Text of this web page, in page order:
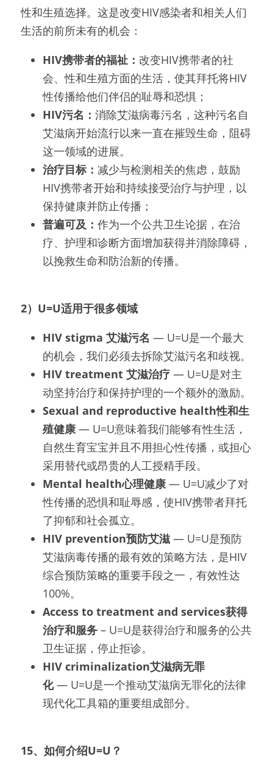
性和生殖选择。这是改变HIV感染者和相关人们
生活的前所未有的机会：
HIV携带者的福祉： 改变HIV携带者的社
会、性和生殖方面的生活，使其拜托将HIV
性传播给他们伴侣的耻辱和恐惧；
HIV污名： 消除艾滋病毒污名，这种污名自
艾滋病开始流行以来一直在摧毁生命，阻碍
这一领域的进展。
治疗目标： 减少与检测相关的焦虑，鼓励
HIV携带者开始和持续接受治疗与护理，以
保持健康并防止传播；
普遍可及： 作为一个公共卫生论据，在治
疗、护理和诊断方面增加获得并消除障碍，
以挽救生命和防治新的传播。
2）U=U适用于很多领域
HIV stigma 艾滋污名 — U=U是一个最大
的机会，我们必须去拆除艾滋污名和歧视。
HIV treatment 艾滋治疗 — U=U是对主
动坚持治疗和保持护理的一个额外的激励。
Sexual and reproductive health性和生
殖健康 — U=U意味着我们能够有性生活，
自然生育宝宝并且不用担心性传播，或担心
采用替代或昂贵的人工授精手段。
Mental health心理健康 — U=U减少了对
性传播的恐惧和耻辱感，使HIV携带者拜托
了抑郁和社会孤立。
HIV prevention预防艾滋 — U=U是预防
艾滋病毒传播的最有效的策略方法，是HIV
综合预防策略的重要手段之一，有效性达
100%。
Access to treatment and services获得
治疗和服务 – U=U是获得治疗和服务的公共
卫生证据，停止拒诊。
HIV criminalization艾滋病无罪
化 — U=U是一个推动艾滋病无罪化的法律
现代化工具箱的重要组成部分。
15、如何介绍U=U？